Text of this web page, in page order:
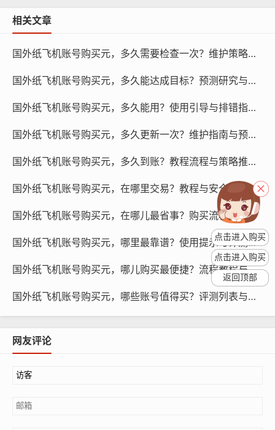
账号违规操作：低价纸飞机账号可能会被用来进行违规操
作，如发布虚假广告、传播不良信息等，一旦被纸飞机平
台发现，账号就会被封禁。
账号安全风险：低价纸飞机账号可能存在安全风险，如密
号就会被封禁。
账号交易风险：低价纸飞机账号交易存在风险，如账号被
盗、账号被滥用等，一旦被纸飞机平台发现，账号就会被
相关文章
国外纸飞机账号购买元，多久需要检查一次？维护策略与指南！
国外纸飞机账号购买元，多久能达成目标？预测研究与使用引导！
国外纸飞机账号购买元，多久能用？使用引导与排错指南！
国外纸飞机账号购买元，多久更新一次？维护指南与预测！
国外纸飞机账号购买元，多久到账？教程流程与策略推荐指南？
国外纸飞机账号购买元，在哪里交易？教程与安全策略指引！
国外纸飞机账号购买元，在哪儿最省事？购买流程与引导方法！
国外纸飞机账号购买元，哪里最靠谱？使用提示与评测方法！
国外纸飞机账号购买元，哪儿购买最便捷？流程教程与提示！
国外纸飞机账号购买元，哪些账号值得买？评测列表与指南！
网友评论
点击进入购买
点击进入购买
返回顶部